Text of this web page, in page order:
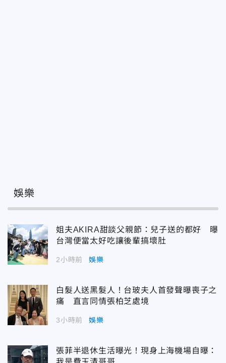
娛樂
姐夫AKIRA甜談父親節：兒子送的都好 曝
台灣便當太好吃讓後輩搞壞肚
2小時前 娛樂
白髮人送黑髮人！台玻夫人首發聲曝喪子之
痛 直言同情張柏芝處境
3小時前 娛樂
張菲半退休生活曝光！現身上海機場自曝：